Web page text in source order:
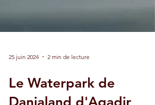
25 juin 2024 2 min de lecture